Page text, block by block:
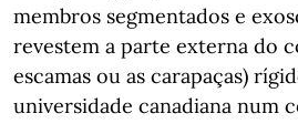
membros segmentados e
revestem a parte externa do
escamas ou as carapaças)
universidade canadiana num